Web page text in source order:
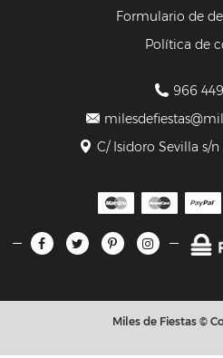
Formulario de
Política de
966
C/ Isidoro Sevilla s/
Miles de Fiestas ©